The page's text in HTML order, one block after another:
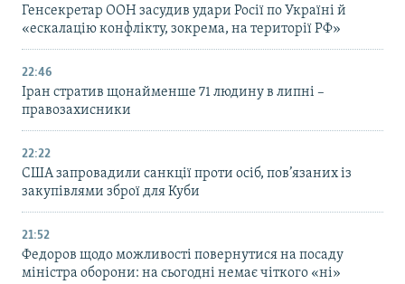
Генсекретар ООН засудив удари Росії по Україні й
«ескалацію конфлікту, зокрема, на території РФ»
22:46
Іран стратив щонайменше 71 людину в липні –
правозахисники
22:22
США запровадили санкції проти осіб, пов’язаних із
закупівлями зброї для Куби
21:52
Федоров щодо можливості повернутися на посаду
міністра оборони: на сьогодні немає чіткого «ні»